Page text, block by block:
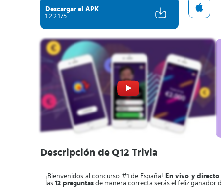
Descargar el APK
1.2.2.175
Descripción de Q12 Trivia
¡Bienvenidos al concurso #1 de España! En vivo y directo
las 12 preguntas de manera correcta serás el feliz ganador